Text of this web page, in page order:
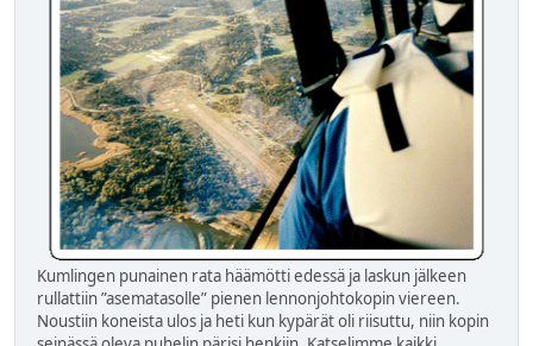
Kumlingen punainen rata häämötti edessä ja laskun jälkeen
rullattiin ”asematasolle” pienen lennonjohtokopin viereen.
Noustiin koneista ulos ja heti kun kypärät oli riisuttu, niin kopin